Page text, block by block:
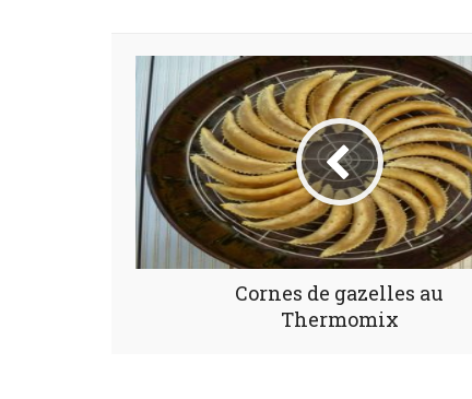
Cornes de gazelles au
Thermomix